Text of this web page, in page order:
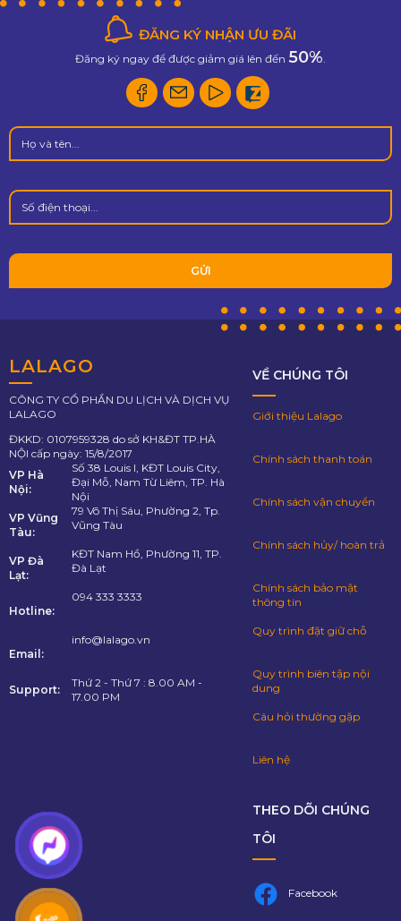
ĐĂNG KÝ NHẬN ƯU ĐÃI
Đăng ký ngay để được giảm giá lên đến 50%
LALAGO
CÔNG TY CỔ PHẦN DU LỊCH VÀ DỊCH VỤ
LALAGO
ĐKKD: 0107959328 do sở KH&ĐT TP.HÀ
NỘI cấp ngày: 15/8/2017
VP Hà
Nội:
Số 38 Louis I, KĐT Louis City,
Đại Mỗ, Nam Từ Liêm, TP. Hà
Nội
VP Vũng
Tàu:
79 Võ Thị Sáu, Phường 2, Tp.
Vũng Tàu
VP Đà
Lạt:
KĐT Nam Hồ, Phường 11, TP.
Đà Lạt
Hotline:
094 333 3333
Email:
info@lalago.vn
Support:
Thứ 2 - Thứ 7 : 8.00 AM -
17.00 PM
VỀ CHÚNG TÔI
Giới thiệu Lalago
Chính sách thanh toán
Chính sách vận chuyển
Chính sách hủy/ hoàn trả
Chính sách bảo mật
thông tin
Quy trình đặt giữ chỗ
Quy trình biên tập nội
dung
Câu hỏi thường gặp
Liên hệ
THEO DÕI CHÚNG
TÔI
Facebook